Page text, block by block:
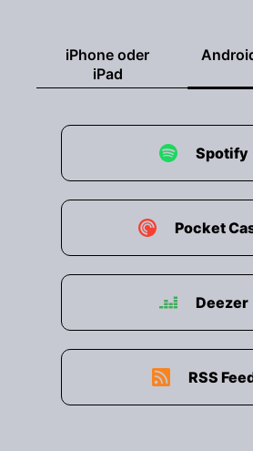
iPhone oder
iPad
Spotify
Pocket
Deezer
RSS